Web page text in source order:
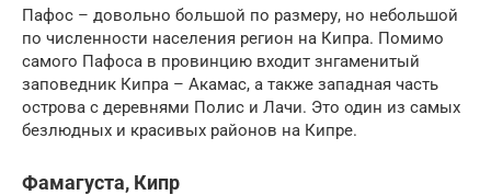
Пафос – довольно большой по размеру, но небольшой
по численности населения регион на Кипра. Помимо
самого Пафоса в провинцию входит знгаменитый
заповедник Кипра – Акамас, а также западная часть
острова с деревнями Полис и Лачи. Это один из самых
безлюдных и красивых районов на Кипре.
Фамагуста, Кипр